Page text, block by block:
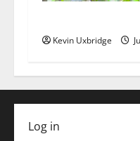
Kevin Uxbridge
Log in